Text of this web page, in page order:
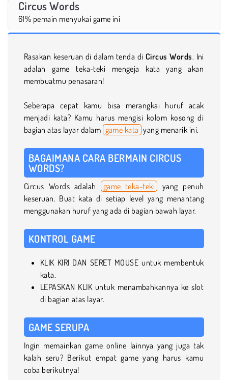
Circus Words
61% pemain menyukai game ini
Rasakan keseruan di dalam tenda di Circus Words. Ini
adalah game teka-teki mengeja kata yang akan
membuatmu penasaran!
Seberapa cepat kamu bisa merangkai huruf acak
menjadi kata? Kamu harus mengisi kolom kosong di
bagian atas layar dalam game kata yang menarik ini.
BAGAIMANA CARA BERMAIN CIRCUS
WORDS?
Circus Words adalah game teka-teki
yang penuh
keseruan. Buat kata di setiap level yang menantang
menggunakan huruf yang ada di bagian bawah layar.
KONTROL GAME
KLIK KIRI DAN SERET MOUSE untuk membentuk
kata.
LEPASKAN KLIK untuk menambahkannya ke slot
di bagian atas layar.
GAME SERUPA
Ingin memainkan game online lainnya yang juga tak
kalah seru? Berikut empat game yang harus kamu
coba berikutnya!